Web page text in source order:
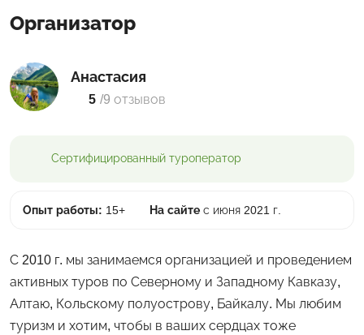
Организатор
Анастасия
5 /9 отзывов
Сертифицированный туроператор
Опыт работы: 15+ На сайте с июня 2021 г.
С 2010 г. мы занимаемся организацией и проведением
активных туров по Северному и Западному Кавказу,
Алтаю, Кольскому полуострову, Байкалу. Мы любим
туризм и хотим, чтобы в ваших сердцах тоже